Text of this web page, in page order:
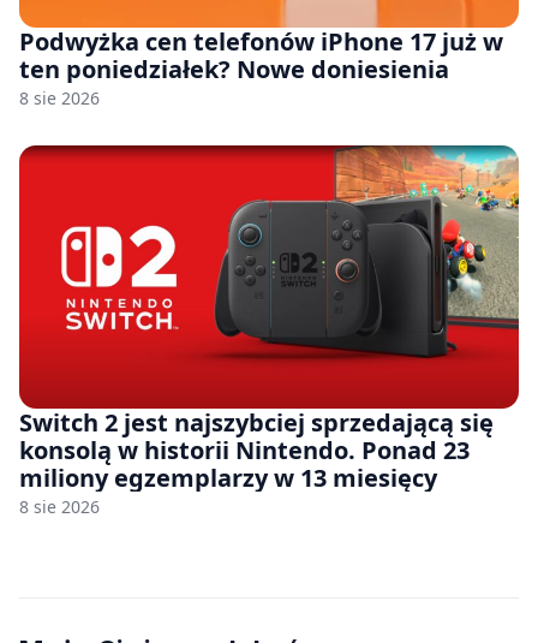
Podwyżka cen telefonów iPhone 17 już w
ten poniedziałek? Nowe doniesienia
8 sie 2026
Switch 2 jest najszybciej sprzedającą się
konsolą w historii Nintendo. Ponad 23
miliony egzemplarzy w 13 miesięcy
8 sie 2026